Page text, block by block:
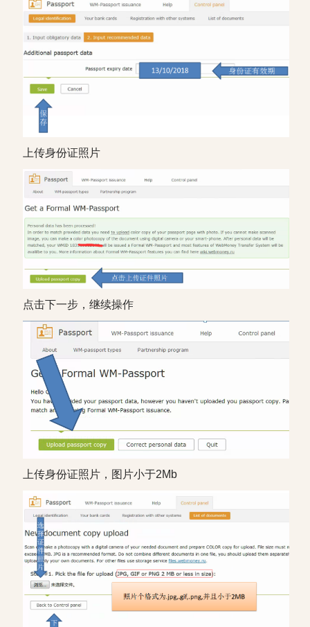
上传身份证照片
点击下一步，继续操作
上传身份证照片，图片小于2Mb